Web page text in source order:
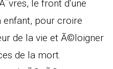
le front d'une
enfant, pour croire
de la vie et Ã©loigner
de la mort.